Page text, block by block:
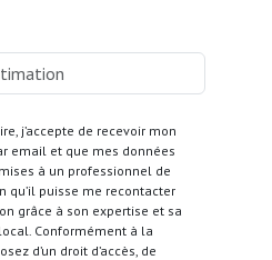
j’accepte de recevoir mon
email et que mes données
à un professionnel de
qu’il puisse me recontacter
grâce à son expertise et sa
Conformément à la
d’un droit d’accès, de